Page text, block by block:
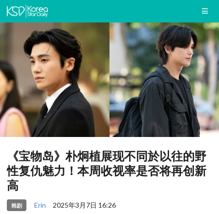
《宝物岛》朴炯植展现不同於以往的野
性复仇魅力！本周收视率是否将再创新
高
韩剧 Erin 2025年3月7日 16:26